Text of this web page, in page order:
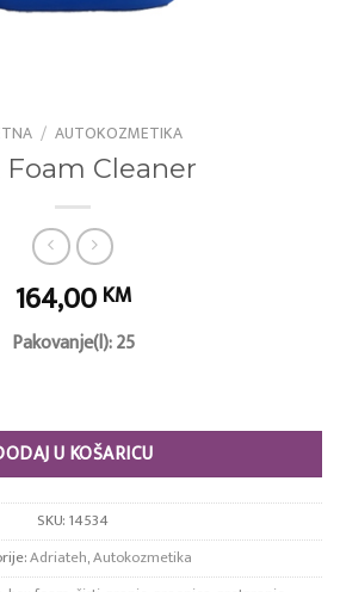
/ AUTOKOZMETIKA
Foam Cleaner
164,00 KM
Pakovanje(l): 25
U KOŠARICU
SKU:14534
Adriateh,Autokozmetika